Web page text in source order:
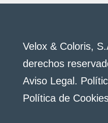
Velox & Coloris,
derechos
Aviso Legal .
Política de